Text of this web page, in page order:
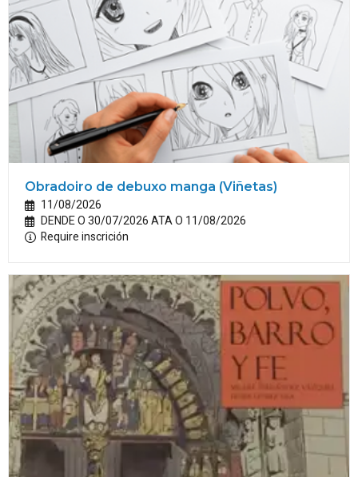
Obradoiro de debuxo manga (Viñetas)
11/08/2026
DENDE O 30/07/2026 ATA O 11/08/2026
Require inscrición